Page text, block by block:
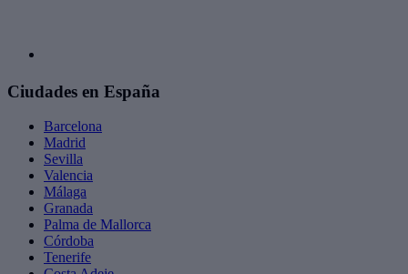
Ciudades en España
Barcelona
Madrid
Sevilla
Valencia
Málaga
Granada
Palma de Mallorca
Córdoba
Tenerife